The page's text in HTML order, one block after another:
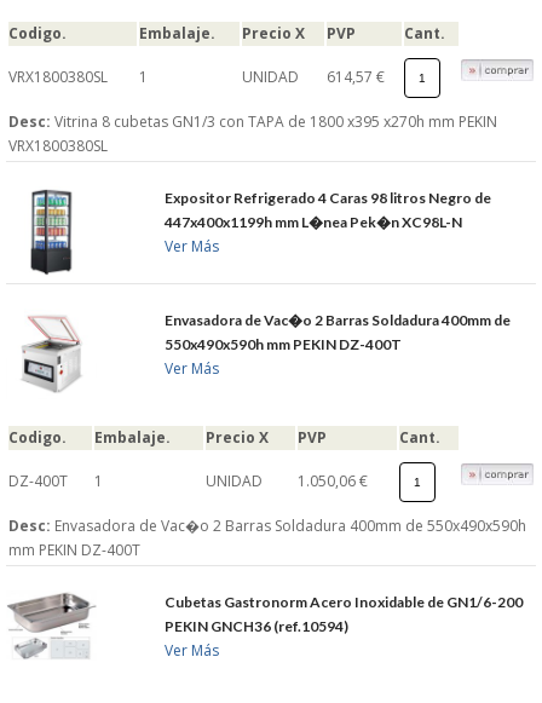
Codigo. Embalaje. Precio X PVP Cant.
VRX1800380SL 1 UNIDAD 614,57 €
Desc: Vitrina 8 cubetas GN1/3 con TAPA de 1800 x395 x270h mm PEKIN
VRX1800380SL
Expositor Refrigerado 4 Caras 98 litros Negro de
447x400x1199h mm L�nea Pek�n XC98L-N
Ver Más
Envasadora de Vac�o 2 Barras Soldadura 400mm de
550x490x590h mm PEKIN DZ-400T
Ver Más
Codigo. Embalaje. Precio X PVP Cant.
DZ-400T 1 UNIDAD 1.050,06 €
Desc: Envasadora de Vac�o 2 Barras Soldadura 400mm de 550x490x590h
mm PEKIN DZ-400T
Cubetas Gastronorm Acero Inoxidable de GN1/6-200
PEKIN GNCH36 (ref.10594)
Ver Más